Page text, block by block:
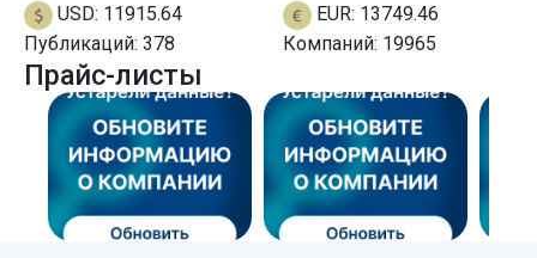
USD: 11915.64
EUR: 13749.46
Публикаций: 378 Компаний: 19965
Прайс-листы